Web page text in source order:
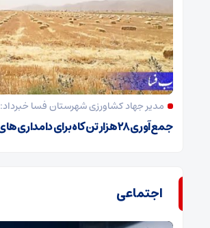
مدیر جهاد کشاورزی شهرستان فسا خبرداد:
جمع‌آوری ۲۸ هزار تن کاه برای دامداری‌های فسا
اجتماعی